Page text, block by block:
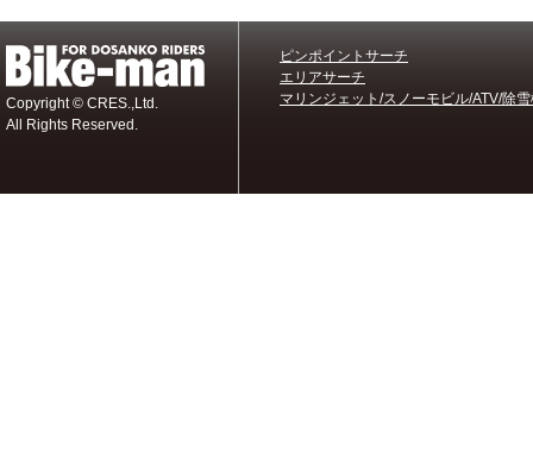
Copyright © CRES.,Ltd.
All Rights Reserved.
ピンポイントサーチ
エリアサーチ
マリンジェット/スノーモビル/ATV/除